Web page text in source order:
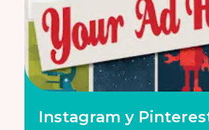
Instagram y